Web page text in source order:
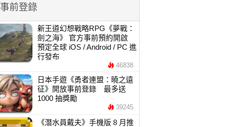
事前登錄
新王道幻想戰略RPG《夢戰：
劍之海》 官方事前預約開啟
預定全球 iOS / Android / PC 進
行發布
46838
日本手遊《勇者連盟：曉之遠
征》開放事前登錄 最多送
1000 抽獎勵
39245
《潛水員戴夫》手機版 8 月推